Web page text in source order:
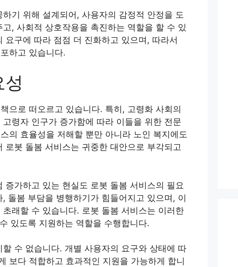
기 위해 설계되어, 사용자의 감정적 안정을 도
, 사회적 상호작용을 촉진하는 역할을 할 수 있
구에 따라 점점 더 진화하고 있으며, 따라서
하고 있습니다.
으로 떠오르고 있습니다. 특히, 고령화 사회의
령자 인구가 증가함에 따라 이들을 위한 전문
의 효율성을 저해할 뿐만 아니라 노인 복지에도
봇 돌봄 서비스는 귀중한 대안으로 부각되고
가하고 있는 현실도 로봇 돌봄 서비스의 필요
돌봄 부담을 병행하기가 힘들어지고 있으며, 이
래할 수 있습니다. 로봇 돌봄 서비스는 이러한
있도록 지원하는 역할을 수행합니다.
수 없습니다. 개별 사용자의 요구와 상태에 따
보다 적합하고 효과적인 지원을 가능하게 합니